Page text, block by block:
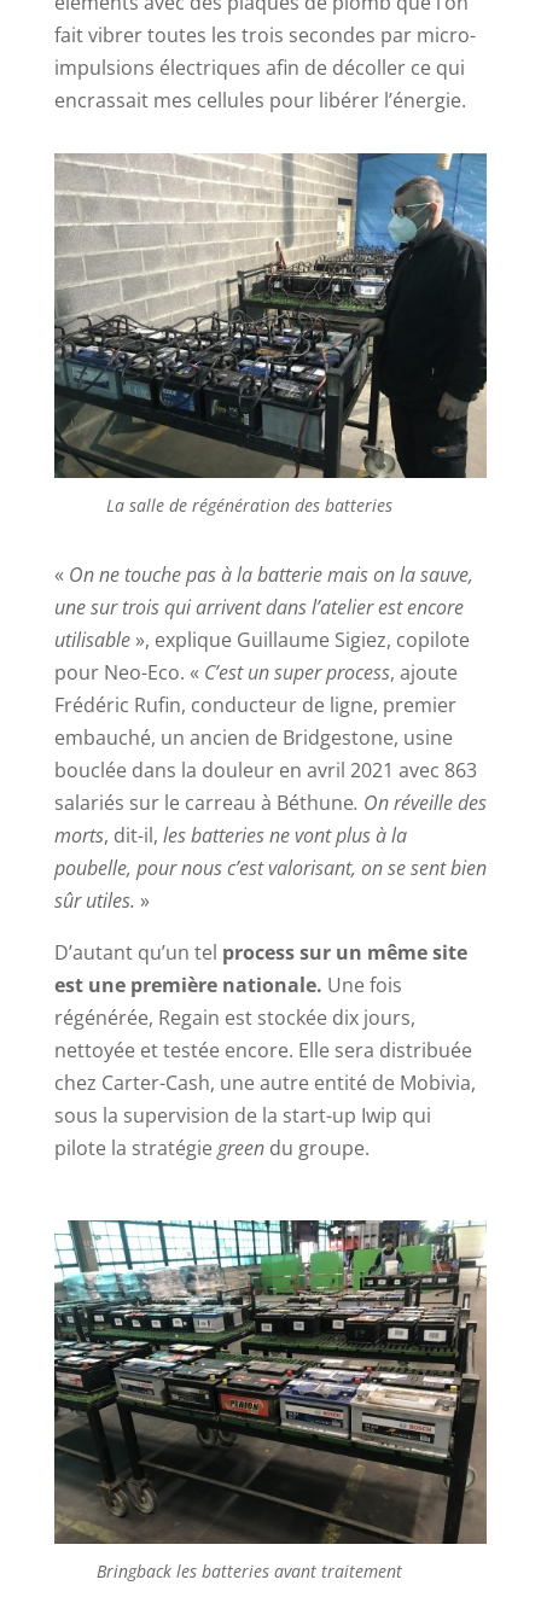
fait vibrer toutes les trois secondes par micro-
impulsions électriques afin de décoller ce qui
encrassait mes cellules pour libérer l’énergie.
La salle de régénération des batteries
« On ne touche pas à la batterie mais on la sauve,
une sur trois qui arrivent dans l’atelier est encore
utilisable», explique Guillaume Sigiez, copilote
pour Neo-Eco. « C’est un super process, ajoute
Frédéric Rufin, conducteur de ligne, premier
embauché, un ancien de Bridgestone, usine
bouclée dans la douleur en avril 2021 avec 863
salariés sur le carreau à Béthune. On réveille des
morts, dit-il, les batteries ne vont plus à la
poubelle, pour nous c’est valorisant, on se sent bien
sûr utiles. »
D’autant qu’un tel process sur un même site
est une première nationale. Une fois
régénérée, Regain est stockée dix jours,
nettoyée et testée encore. Elle sera distribuée
chez Carter-Cash, une autre entité de Mobivia,
sous la supervision de la start-up Iwip qui
pilote la stratégiegreendu groupe.
Bringback les batteries avant traitement